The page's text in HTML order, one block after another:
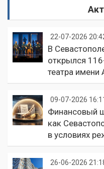
22-07-2026
В
открылся
театра имени
09-07-2026
Финансовый
как
в условиях
26-06-2026